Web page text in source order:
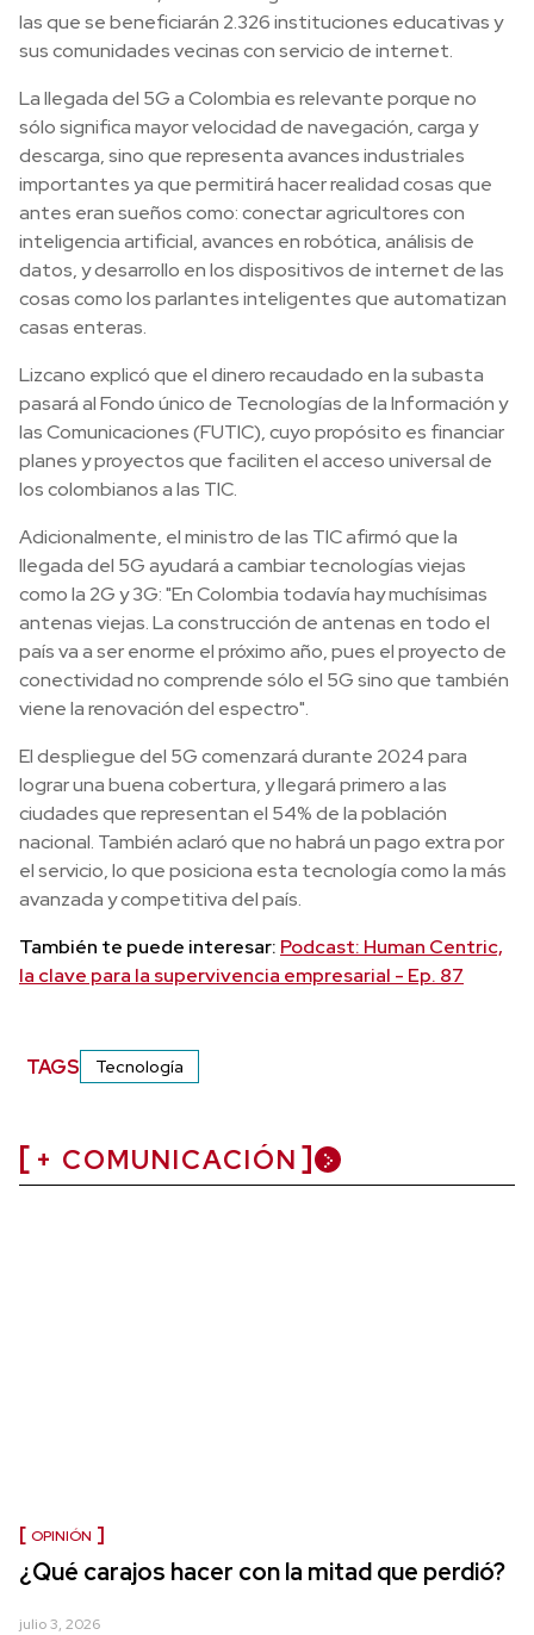
las que se beneficiarán 2.326 instituciones educativas y
sus comunidades vecinas con servicio de internet.
La llegada del 5G a Colombia es relevante porque no
sólo significa mayor velocidad de navegación, carga y
descarga, sino que representa avances industriales
importantes ya que permitirá hacer realidad cosas que
antes eran sueños como: conectar agricultores con
inteligencia artificial, avances en robótica, análisis de
datos, y desarrollo en los dispositivos de internet de las
cosas como los parlantes inteligentes que automatizan
casas enteras.
Lizcano explicó que el dinero recaudado en la subasta
pasará al Fondo único de Tecnologías de la Información y
las Comunicaciones (FUTIC), cuyo propósito es financiar
planes y proyectos que faciliten el acceso universal de
los colombianos a las TIC.
Adicionalmente, el ministro de las TIC afirmó que la
llegada del 5G ayudará a cambiar tecnologías viejas
como la 2G y 3G: "En Colombia todavía hay muchísimas
antenas viejas. La construcción de antenas en todo el
país va a ser enorme el próximo año, pues el proyecto de
conectividad no comprende sólo el 5G sino que también
viene la renovación del espectro".
El despliegue del 5G comenzará durante 2024 para
lograr una buena cobertura, y llegará primero a las
ciudades que representan el 54% de la población
nacional. También aclaró que no habrá un pago extra por
el servicio, lo que posiciona esta tecnología como la más
avanzada y competitiva del país.
También te puede interesar: Podcast: Human Centric,
la clave para la supervivencia empresarial - Ep. 87
TAGS Tecnología
+ COMUNICACIÓN
OPINIÓN
¿Qué carajos hacer con la mitad que perdió?
julio 3, 2026